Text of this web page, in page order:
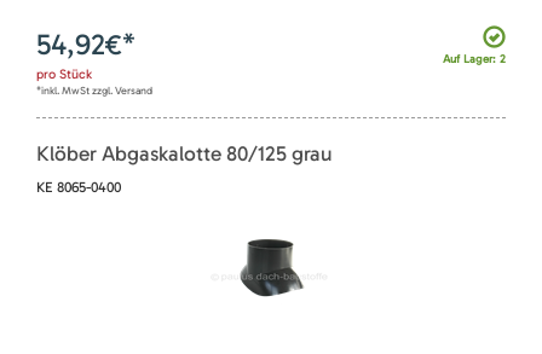
Auf Lager: 2
54,92€*
pro Stück
*inkl. MwSt zzgl. Versand
Klöber Abgaskalotte 80/125 grau
KE 8065-0400